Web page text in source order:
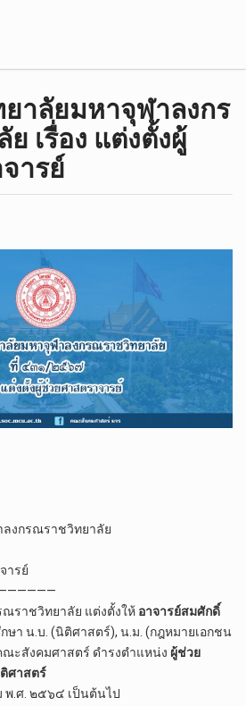
าลัยมหาจุฬาลงกร
เรื่อง แต่งตั้งผู้
ารย์
ลงกรณราชวิทยาลัย
ารย์
ราชวิทยาลัย​ แต่งตั้งให้​ อาจารย์สมศักดิ์
ษา น.บ. (นิติศาสตร์), น.ม. (กฎหมายเอกชน
ะสังคมศาสตร์ ดำรงตำแหน่ง ผู้ช่วย
ศาสตร์
พ.ศ. ๒๕๖๔ เป็นต้นไป